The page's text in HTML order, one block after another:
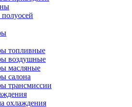
топливные
воздушные
масляные
салона
трансмиссии
охлаждения